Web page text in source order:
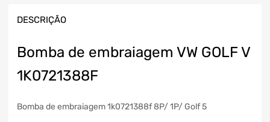
DESCRIÇÃO
Bomba de embraiagem VW GOLF V
1K0721388F
Bomba de embraiagem 1k0721388f 8P/ 1P/ Golf 5